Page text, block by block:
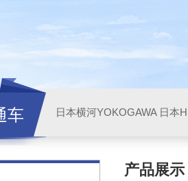
车 日本横河YOKOGAWA 日本
产品展示